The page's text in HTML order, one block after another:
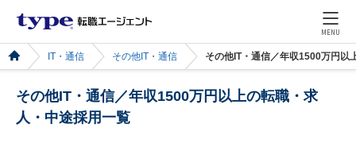
MENU
IT・通信 その他IT・通信 その他IT・通信／年収1500万円以
その他IT・通信／年収1500万円以上の転職・求
人・中途採用一覧